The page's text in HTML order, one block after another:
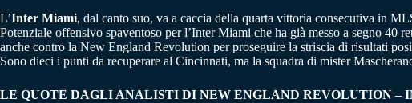
L’Inter Miami, dal canto suo, va a caccia della quarta vittoria consecutiva in
Potenziale offensivo spaventoso per l’Inter Miami che ha già messo a segno 40
anche contro la New England Revolution per proseguire la striscia di risultati
Sono dieci i punti da recuperare al Cincinnati, ma la squadra di mister
LE QUOTE DAGLI ANALISTI DI NEW ENGLAND REVOLUTION –